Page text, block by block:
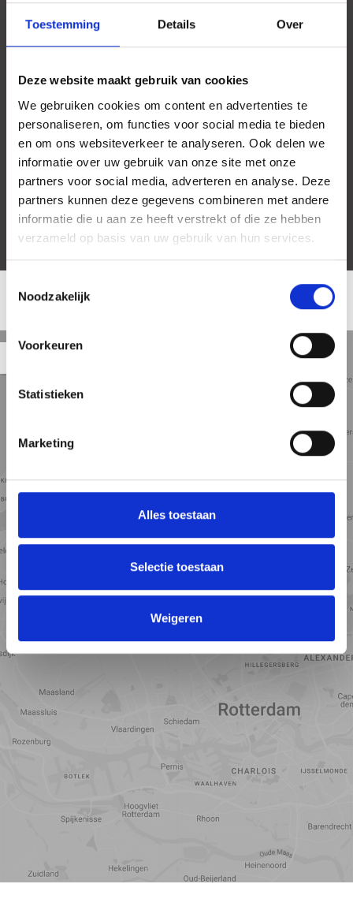
Toestemming Details Over
Deze website maakt gebruik van cookies
We gebruiken cookies om content en advertenties te
personaliseren, om functies voor social media te bieden
en om ons websiteverkeer te analyseren. Ook delen we
informatie over uw gebruik van onze site met onze
partners voor social media, adverteren en analyse. Deze
partners kunnen deze gegevens combineren met andere
informatie die u aan ze heeft verstrekt of die ze hebben
verzameld op basis van uw gebruik van hun services.
Noodzakelijk
Voorkeuren
Statistieken
Marketing
Alles toestaan
Selectie toestaan
Weigeren
Straat
Kaart
Voorzieningen
Toon kaart